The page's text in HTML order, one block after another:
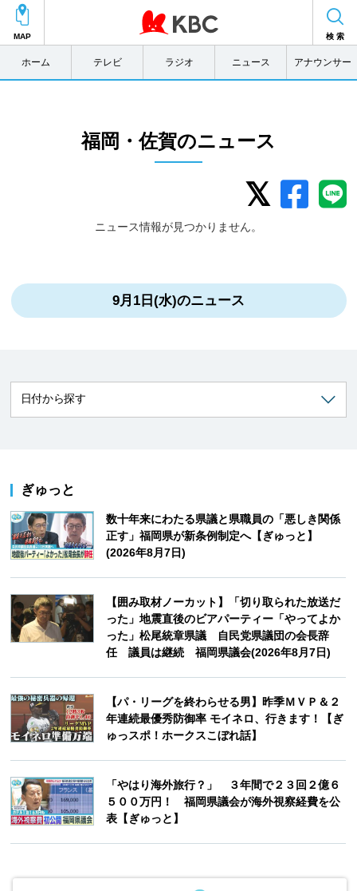
MAP 検 索
ホーム テレビ ラジオ ニュース アナウンサー
福岡・佐賀のニュース
ニュース情報が見つかりません。
9月1日(水)のニュース
ぎゅっと
数十年来にわたる県議と県職員の「悪しき関係
正す」福岡県が新条例制定へ【ぎゅっと】
(2026年8月7日)
【囲み取材ノーカット】「切り取られた放送だ
った」地震直後のビアパーティー「やってよか
った」松尾統章県議 自民党県議団の会長辞
任 議員は継続 福岡県議会(2026年8月7日)
【パ・リーグを終わらせる男】昨季ＭＶＰ＆２
年連続最優秀防御率 モイネロ、行きます！【ぎ
ゅっスポ！ホークスこぼれ話】
「やはり海外旅行？」 ３年間で２３回２億６
５００万円！ 福岡県議会が海外視察経費を公
表【ぎゅっと】